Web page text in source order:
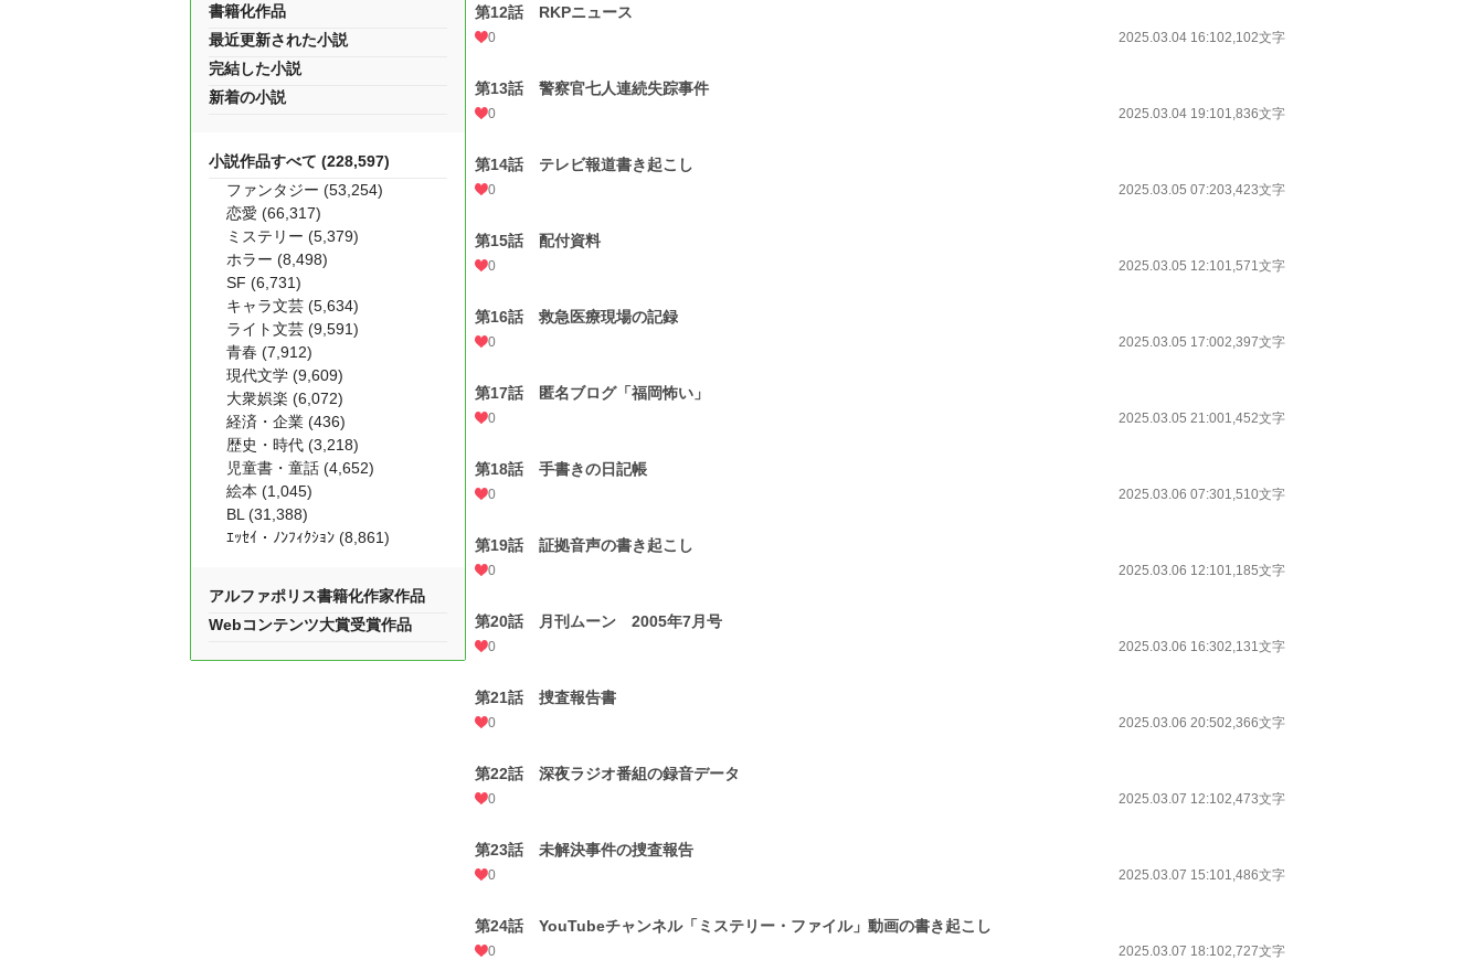
第12話 RKPニュース
0 2025.03.04 16:102,102文字
第13話 警察官七人連続失踪事件
0 2025.03.04 19:101,836文字
第14話 テレビ報道書き起こし
0 2025.03.05 07:203,423文字
第15話 配付資料
0 2025.03.05 12:101,571文字
第16話 救急医療現場の記録
0 2025.03.05 17:002,397文字
第17話 匿名ブログ「福岡怖い」
0 2025.03.05 21:001,452文字
第18話 手書きの日記帳
0 2025.03.06 07:301,510文字
第19話 証拠音声の書き起こし
0 2025.03.06 12:101,185文字
第20話 月刊ムーン 2005年7月号
0 2025.03.06 16:302,131文字
第21話 捜査報告書
0 2025.03.06 20:502,366文字
第22話 深夜ラジオ番組の録音データ
0 2025.03.07 12:102,473文字
第23話 未解決事件の捜査報告
0 2025.03.07 15:101,486文字
第24話 YouTubeチャンネル「ミステリー・ファイル」動画の書き起こし
0 2025.03.07 18:102,727文字
書籍化作品
最近更新された小説
完結した小説
新着の小説
小説作品すべて (228,597)
ファンタジー (53,254)
恋愛 (66,317)
ミステリー (5,379)
ホラー (8,498)
SF (6,731)
キャラ文芸 (5,634)
ライト文芸 (9,591)
青春 (7,912)
現代文学 (9,609)
大衆娯楽 (6,072)
経済・企業 (436)
歴史・時代 (3,218)
児童書・童話 (4,652)
絵本 (1,045)
BL (31,388)
ｴｯｾｲ・ﾉﾝﾌｨｸｼｮﾝ (8,861)
アルファポリス書籍化作家作品
Webコンテンツ大賞受賞作品